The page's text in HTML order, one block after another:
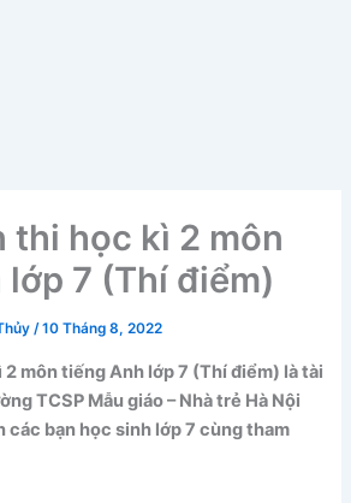
thi học kì 2 môn
7 (Thí điểm)
/10 Tháng 8, 2022
2 môn tiếng Anh lớp 7 (Thí điểm) là tài
TCSP Mẫu giáo – Nhà trẻ Hà Nội
các bạn học sinh lớp 7 cùng tham